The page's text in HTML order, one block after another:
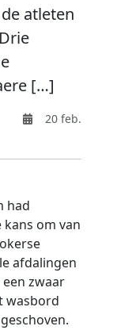
atleten
[…]
20 feb.
had
om van
afdalingen
zwaar
wasbord